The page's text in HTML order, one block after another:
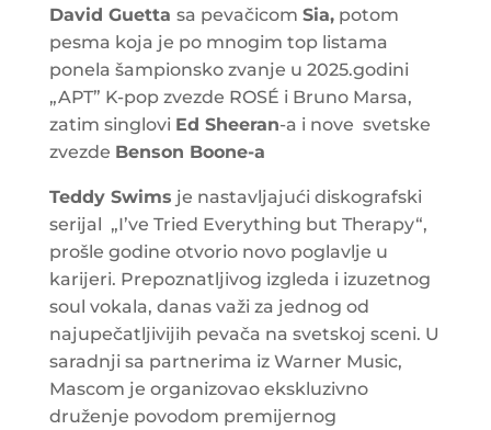
David Guetta sa pevačicom Sia,potom
pesma koja je po mnogim top listama
ponela šampionsko zvanje u 2025.godini
„APT” K-pop zvezde ROSÉ i Bruno Marsa,
zatim singlovi Ed Sheeran-a i nove svetske
zvezde Benson Boone-a
Teddy Swims je nastavljajući diskografski
serijal „I’ve Tried Everything but Therapy“,
prošle godine otvorio novo poglavlje u
karijeri. Prepoznatljivog izgleda i izuzetnog
soul vokala, danas važi za jednog od
najupečatljivijih pevača na svetskoj sceni. U
saradnji sa partnerima iz Warner Music,
Mascom je organizovao ekskluzivno
druženje povodom premijernog